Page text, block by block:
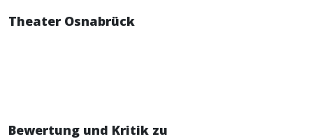
Theater Osnabrück
Bewertung und Kritik zu